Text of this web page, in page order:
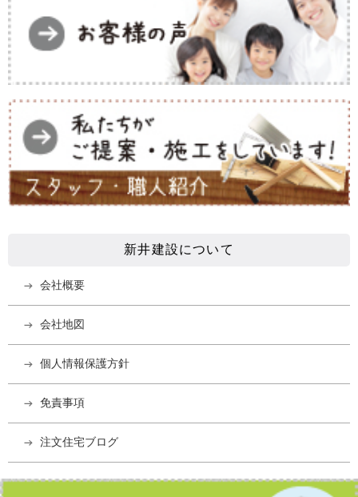
新井建設について
会社概要
会社地図
個人情報保護方針
免責事項
注文住宅ブログ